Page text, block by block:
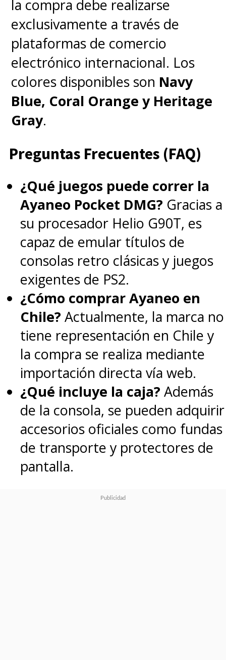
la compra debe realizarse
exclusivamente a través de
plataformas de comercio
electrónico internacional. Los
colores disponibles son Navy
Blue, Coral Orange y Heritage
Gray.
Preguntas Frecuentes (FAQ)
¿Qué juegos puede correr la
Ayaneo Pocket DMG? Gracias a
su procesador Helio G90T, es
capaz de emular títulos de
consolas retro clásicas y juegos
exigentes de PS2.
¿Cómo comprar Ayaneo en
Chile? Actualmente, la marca no
tiene representación en Chile y
la compra se realiza mediante
importación directa vía web.
¿Qué incluye la caja? Además
de la consola, se pueden adquirir
accesorios oficiales como fundas
de transporte y protectores de
pantalla.